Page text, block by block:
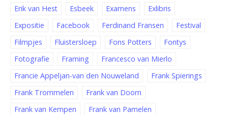
Erik van Hest
Esbeek Examens
Exlibris
Expositie
Facebook Ferdinand Fransen
Festival
Filmpjes
Fluistersloep Fons Potters
Fontys
Fotografie
Framing
Francesco van Mierlo
Francie Appeljan-van den Nouweland
Frank Spierings
Frank Trommelen
Frank van Doorn
Frank van Kempen
Frank van Pamelen